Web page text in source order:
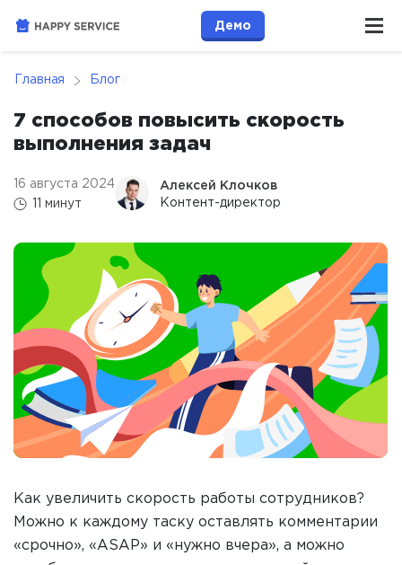
Демо
Главная Блог
7 способов повысить скорость
выполнения задач
16 августа 2024
11 минут
Алексей Клочков
Контент-директор
Как увеличить скорость работы сотрудников?
Можно к каждому таску оставлять комментарии
«срочно», «ASAP» и «нужно вчера», а можно